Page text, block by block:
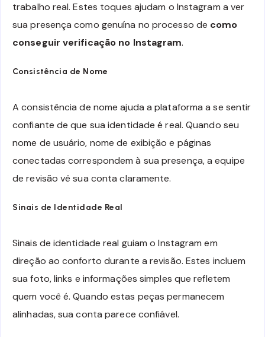
trabalho real. Estes toques ajudam o Instagram a ver
sua presença como genuína no processo de como
conseguir verificação no Instagram.
Consistência de Nome
A consistência de nome ajuda a plataforma a se sentir
confiante de que sua identidade é real. Quando seu
nome de usuário, nome de exibição e páginas
conectadas correspondem à sua presença, a equipe
de revisão vê sua conta claramente.
Sinais de Identidade Real
Sinais de identidade real guiam o Instagram em
direção ao conforto durante a revisão. Estes incluem
sua foto, links e informações simples que refletem
quem você é. Quando estas peças permanecem
alinhadas, sua conta parece confiável.